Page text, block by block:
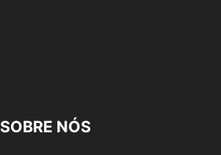
SOBRE NÓS